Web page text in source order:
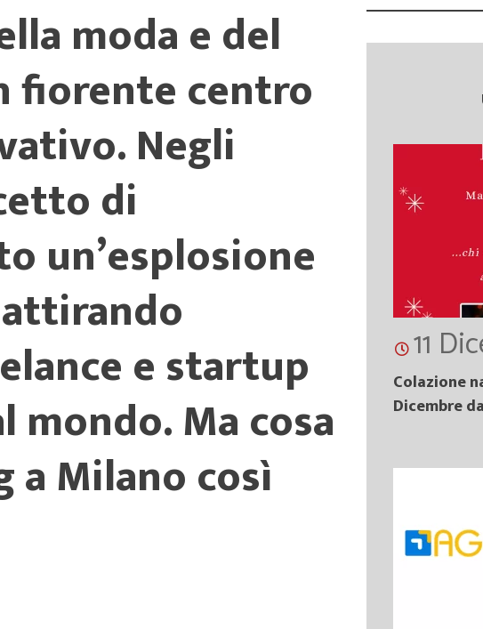
moda e del
fiorente centro
Negli
di
un’esplosione
e startup
Ma cosa
Milano così
11
Colazione
Dicembre